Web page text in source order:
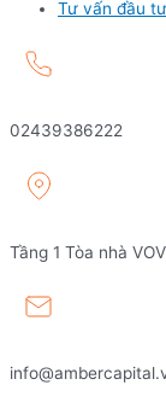
Tư vấn đầu tư
02439386222
Tầng 1 Tòa nhà